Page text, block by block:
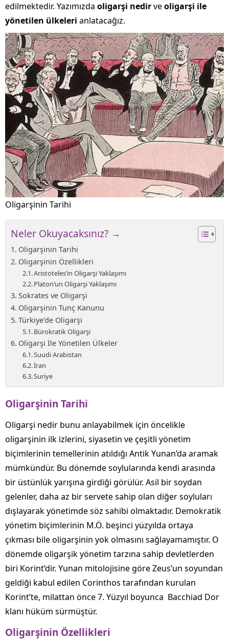
edilmektedir. Yazımızda oligarşi nedirveoligarşi ile
yönetilen ülkeleri anlatacağız.
Oligarşinin Tarihi
Neler Okuyacaksınız? →
Oligarşinin Tarihi
Oligarşinin Özellikleri
Aristoteles’in Oligarşi Yaklaşımı
Platon’un Oligarşi Yaklaşımı
Sokrates ve Oligarşi
Oligarşinin Tunç Kanunu
Türkiye’de Oligarşi
Bürokratik Oligarşi
Oligarşi İle Yönetilen Ülkeler
Suudi Arabistan
İran
Suriye
Oligarşinin Tarihi
Oligarşi nedir bunu anlayabilmek için öncelikle
oligarşinin ilk izlerini, siyasetin ve çeşitli yönetim
biçimlerinin temellerinin atıldığı Antik Yunan’da aramak
mümkündür. Bu dönemde soylularında kendi arasında
bir üstünlük yarışına girdiği görülür. Asil bir soydan
gelenler, daha az bir servete sahip olan diğer soyluları
dışlayarak yönetimde söz sahibi olmaktadır. Demokratik
yönetim biçimlerinin M.Ö. beşinci yüzyılda ortaya
çıkması bile oligarşinin yok olmasını sağlayamamıştır. O
dönemde oligarşik yönetim tarzına sahip devletlerden
biri Korint’dir. Yunan mitolojisine göre Zeus’un soyundan
geldiği kabul edilen Corinthos tarafından kurulan
Korint’te, milattan önce 7. Yüzyıl boyunca Bacchiad Dor
klanı hüküm sürmüştür.
Oligarşinin Özellikleri